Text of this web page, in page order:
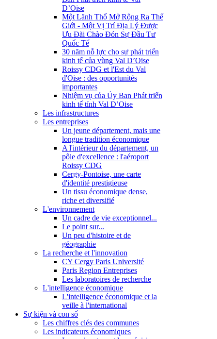
D’Oise
Một Lãnh Thổ Mở Rộng Ra Thế
Giới - Một Vị Trí Địa Lý Được
Ưu Đãi Chào Đón Sự Đầu Tư
Quốc Tế
30 năm nỗ lực cho sự phát triển
kinh tế của vùng Val D’Oise
Roissy CDG et l'Est du Val
d'Oise : des opportunités
importantes
Nhiệm vụ của Ủy Ban Phát triển
kinh tế tỉnh Val D’Oise
Les infrastructures
Les entreprises
Un jeune département, mais une
longue tradition économique
A l'intérieur du département, un
pôle d'excellence : l'aéroport
Roissy CDG
Cergy-Pontoise, une carte
d'identité prestigieuse
Un tissu économique dense,
riche et diversifié
L'environnement
Un cadre de vie exceptionnel...
Le point sur...
Un peu d'histoire et de
géographie
La recherche et l'innovation
CY Cergy Paris Université
Paris Region Entreprises
Les laboratoires de recherche
L'intelligence économique
L'intelligence économique et la
veille à l'international
Sự kiện và con số
Les chiffres clés des communes
Les indicateurs économiques